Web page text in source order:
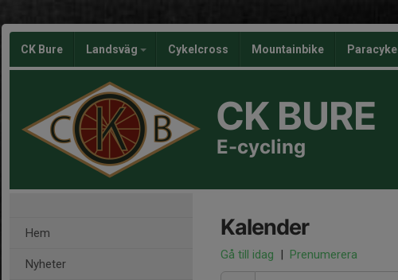
CK Bure Landsväg Cykelcross Mountainbike Paracykel
CK BURE
E-cycling
Hem
Nyheter
Kalender
Gå till idag | Prenumerera